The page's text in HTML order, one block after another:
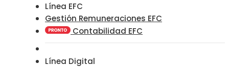
Línea EFC
Gestión Remuneraciones EFC
Contabilidad EFC
Línea Digital